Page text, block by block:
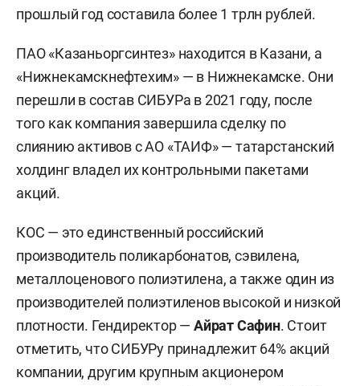
прошлый год составила более 1 трлн рублей.
ПАО «Казаньоргсинтез» находится в Казани, а
«Нижнекамскнефтехим» — в Нижнекамске. Они
перешли в состав СИБУРа в 2021 году, после
того как компания завершила сделку по
слиянию активов с АО «ТАИФ» — татарстанский
холдинг владел их контрольными пакетами
акций.
КОС — это единственный российский
производитель поликарбонатов, сэвилена,
металлоценового полиэтилена, а также один из
производителей полиэтиленов высокой и низкой
плотности. Гендиректор —Айрат Сафин. Стоит
отметить, что СИБУРу принадлежит 64% акций
компании, другим крупным акционером